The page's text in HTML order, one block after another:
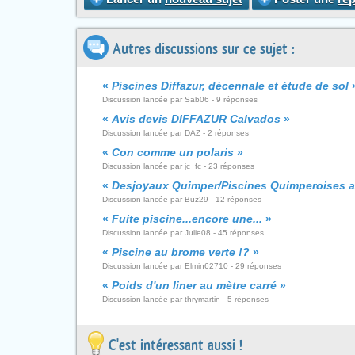
Autres discussions sur ce sujet :
« Piscines Diffazur, décennale et étude de sol
Discussion lancée par Sab06 - 9 réponses
« Avis devis DIFFAZUR Calvados »
Discussion lancée par DAZ - 2 réponses
« Con comme un polaris »
Discussion lancée par jc_fc - 23 réponses
« Desjoyaux Quimper/Piscines Quimperoises
Discussion lancée par Buz29 - 12 réponses
« Fuite piscine...encore une... »
Discussion lancée par Julie08 - 45 réponses
« Piscine au brome verte !? »
Discussion lancée par Elmin62710 - 29 réponses
« Poids d'un liner au mètre carré »
Discussion lancée par thrymartin - 5 réponses
C'est intéressant aussi !